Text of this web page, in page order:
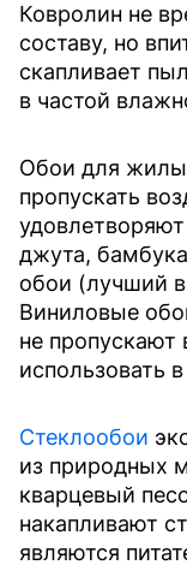
Ковролин не
составу, но
скапливает
в частой
Обои для
пропускать
джута,
обои (лучший
Виниловые
не пропускают
использовать
Стеклообои
из природных
кварцевый
накапливают
являются